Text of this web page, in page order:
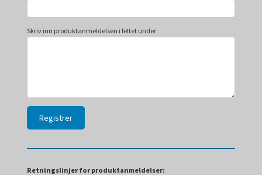
Skriv inn produktanmeldelsen i feltet under
Retningslinjer for produktanmeldelser: